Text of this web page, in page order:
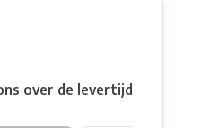
over de levertijd